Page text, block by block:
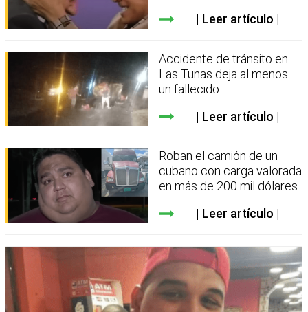
Leer artículo
Accidente de tránsito en
Las Tunas deja al menos
un fallecido
Leer artículo
Roban el camión de un
cubano con carga valorada
en más de 200 mil dólares
Leer artículo